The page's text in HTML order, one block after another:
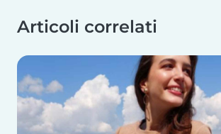
Articoli correlati